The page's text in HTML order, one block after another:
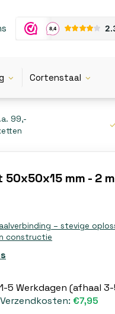
Cortenstaal
99,-
mm - 2
– stevige
constructie
1-5 Werkdagen (afhaal
Verzendkosten: €7,95